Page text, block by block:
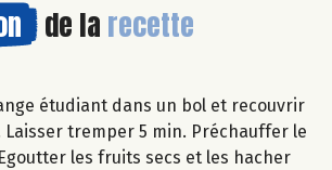
de la recette
étudiant dans un bol et recouvrir
Laisser tremper 5 min. Préchauffer le
les fruits secs et les hacher